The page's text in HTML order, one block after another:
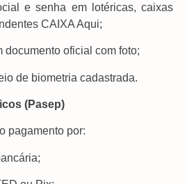
e senha em lotéricas, caixas
CAIXA Aqui;
oficial com foto;
de biometria cadastrada.
(Pasep)
pagamento por: